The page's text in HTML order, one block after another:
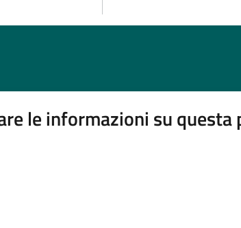
le informazioni su questa